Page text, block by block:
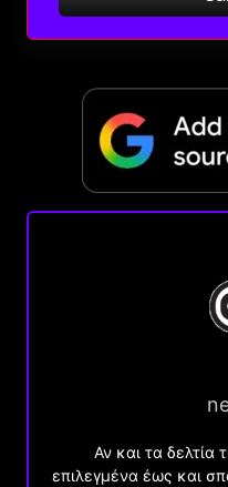
Αν και τα δελτία
επιλεγμένα έως και